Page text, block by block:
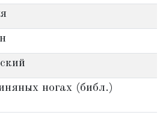
ногах (библ.)